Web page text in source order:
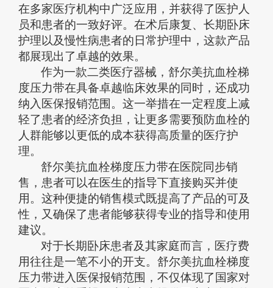
在多家医疗机构中广泛应用，并获得了医护人
员和患者的一致好评。在术后康复、长期卧床
护理以及慢性病患者的日常护理中，这款产品
都展现出了卓越的效果。
作为一款二类医疗器械，舒尔美抗血栓梯
度压力带在具备卓越临床效果的同时，还成功
纳入医保报销范围。这一举措在一定程度上减
轻了患者的经济负担，让更多需要预防血栓的
人群能够以更低的成本获得高质量的医疗护
理。
舒尔美抗血栓梯度压力带在医院同步销
售，患者可以在医生的指导下直接购买并使
用。这种便捷的销售模式既提高了产品的可及
性，又确保了患者能够获得专业的指导和使用
建议。
对于长期卧床患者及其家庭而言，医疗费
用往往是一笔不小的开支。舒尔美抗血栓梯度
压力带进入医保报销范围，不仅体现了国家对